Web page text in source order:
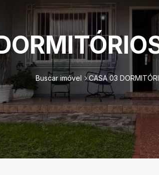
Buscar imóvel CASA 03